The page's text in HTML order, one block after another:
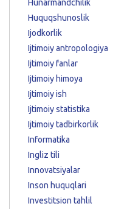
Hunarmandchilik
Huquqshunoslik
Ijodkorlik
Ijtimoiy antropologiya
Ijtimoiy fanlar
Ijtimoiy himoya
Ijtimoiy ish
Ijtimoiy statistika
Ijtimoiy tadbirkorlik
Informatika
Ingliz tili
Innovatsiyalar
Inson huquqlari
Investitsion tahlil